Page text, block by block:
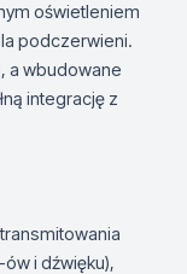
oświetleniem
podczerwieni.
a wbudowane
integrację z
i dźwięku),